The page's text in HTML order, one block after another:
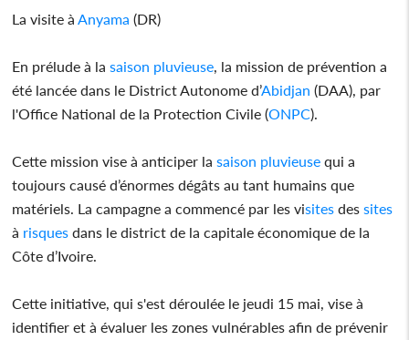
La visite à Anyama (DR)
En prélude à lasaison pluvieuse , la mission de prévention a
été lancée dans le District Autonome d’Abidjan (DAA), par
l'Office National de la Protection Civile (ONPC).
Cette mission vise à anticiper lasaison pluvieuse qui a
toujours causé d’énormes dégâts au tant humains que
matériels. La campagne a commencé par les visites dessites
à risques dans le district de la capitale économique de la
Côte d’Ivoire.
Cette initiative, qui s'est déroulée le jeudi 15 mai, vise à
identifier et à évaluer les zones vulnérables afin de prévenir